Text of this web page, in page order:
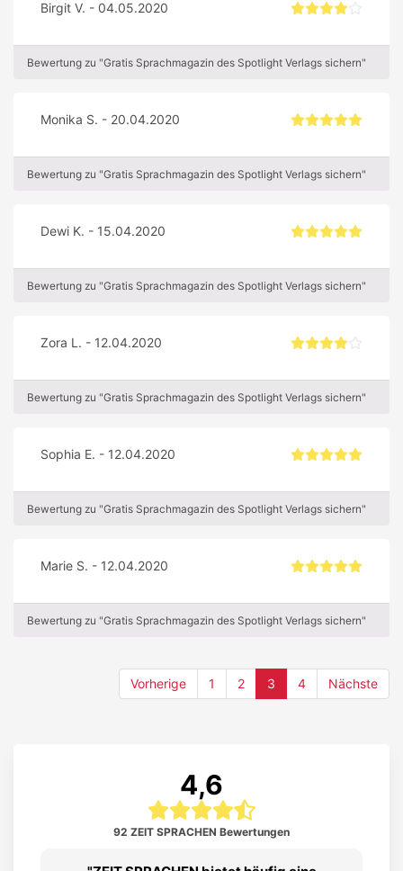
Birgit V. - 04.05.2020
Bewertung zu "Gratis Sprachmagazin des Spotlight Verlags sichern"
Monika S. - 20.04.2020
Bewertung zu "Gratis Sprachmagazin des Spotlight Verlags sichern"
Dewi K. - 15.04.2020
Bewertung zu "Gratis Sprachmagazin des Spotlight Verlags sichern"
Zora L. - 12.04.2020
Bewertung zu "Gratis Sprachmagazin des Spotlight Verlags sichern"
Sophia E. - 12.04.2020
Bewertung zu "Gratis Sprachmagazin des Spotlight Verlags sichern"
Marie S. - 12.04.2020
Bewertung zu "Gratis Sprachmagazin des Spotlight Verlags sichern"
Vorherige 1 2 3 (current)
4 Nächste
4,6
92 ZEIT SPRACHEN Bewertungen